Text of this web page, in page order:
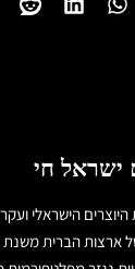
חי
זכויות היוצרים
ארצות הברית משנת 1976,